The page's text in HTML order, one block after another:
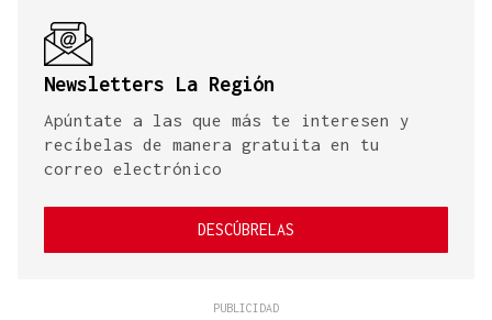
Newsletters La Región
Apúntate a las que más te interesen y
recíbelas de manera gratuita en tu
correo electrónico
DESCÚBRELAS